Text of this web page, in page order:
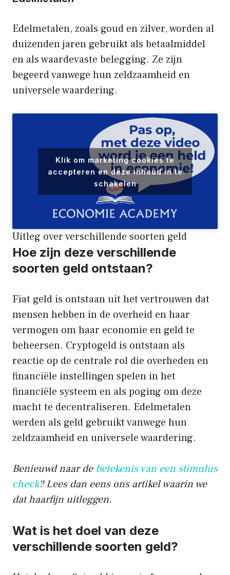
Edelmetalen, zoals goud en zilver, worden al
duizenden jaren gebruikt als betaalmiddel
en als waardevaste belegging. Ze zijn
begeerd vanwege hun zeldzaamheid en
universele waardering.
Klik om marketing cookies te
accepteren en deze inhoud in te
schakelen
Uitleg over verschillende soorten geld
Hoe zijn deze verschillende
soorten geld ontstaan?
Fiat geld is ontstaan uit het vertrouwen dat
mensen hebben in de overheid en haar
vermogen om haar economie en geld te
beheersen. Cryptogeld is ontstaan als
reactie op de centrale rol die overheden en
financiële instellingen spelen in het
financiële systeem en als poging om deze
macht te decentraliseren. Edelmetalen
werden als geld gebruikt vanwege hun
zeldzaamheid en universele waardering.
Benieuwd naar de betekenis van een stimulus
check? Lees dan eens ons artikel waarin we
dat haarfijn uitleggen.
Wat is het doel van deze
verschillende soorten geld?